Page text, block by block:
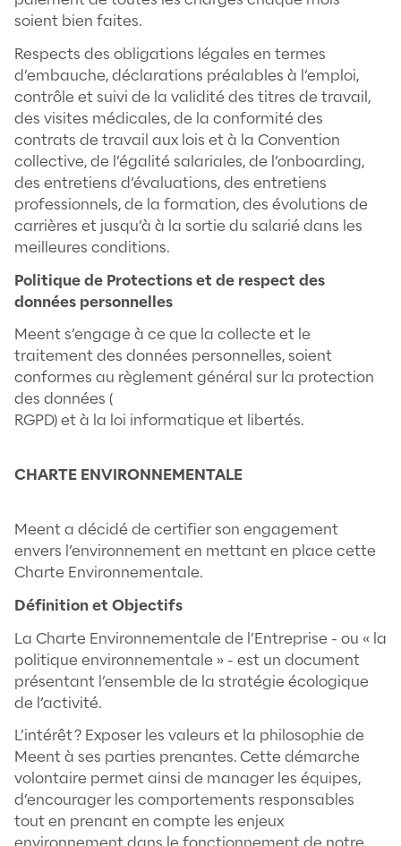
de transparence et de traçabilité, dans la
conscience et le respect des valeurs, des
obligations de chacune des parties.
L’importance de positionner le talent
relation équitable et responsable, en
clairement ses droits et ses devoirs. La
place d’enquête pour suivre la
talents et des entreprises.
Politique Environnementale
Notre démarche RSE veut contribuer à
un monde meilleur. Aussi, notre
l’environnement passe par la sensibilité
collaborateurs aux enjeux
nous avons mis en place une Charte
Environnementale (détaillée plus bas)
mettons en œuvre une utilisation
énergies indispensables à notre activité
(chauffage, eau, climatisation, électricité,
imprimante).
Politique Santé / Sécurité
Nous garantissons le respect de la santé
Affichage Obligatoire et le DUERP sont
annuellement. Nous réalisons des
d’évacuation. Certains de nos
suivi une formation de SST Sauveteur